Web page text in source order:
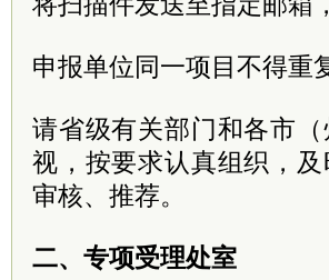
申报单位同一项目不得重
请省级有关部门和各市
视，按要求认真组织，
审核、推荐。
二、专项受理处室